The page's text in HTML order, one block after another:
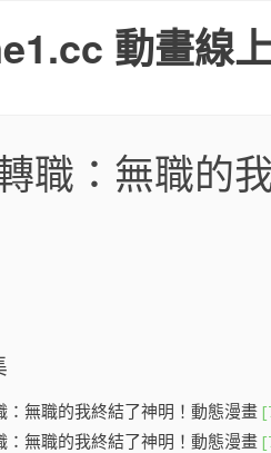
動畫線
職：無職的
：無職的我終結了神明！動態漫畫
：無職的我終結了神明！動態漫畫